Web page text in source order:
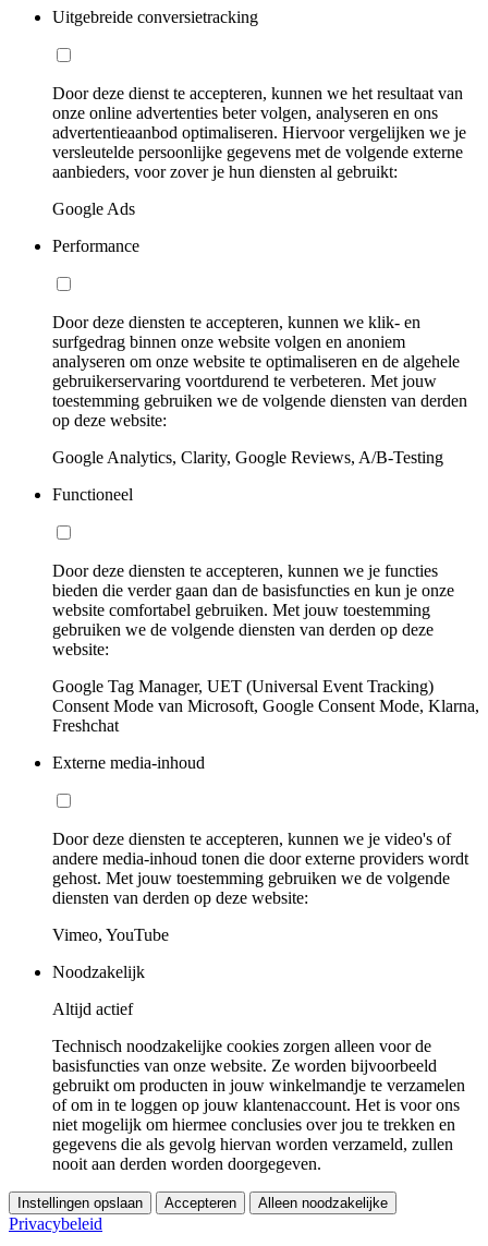
Uitgebreide conversietracking
Door deze dienst te accepteren, kunnen we het resultaat van
onze online advertenties beter volgen, analyseren en ons
advertentieaanbod optimaliseren. Hiervoor vergelijken we je
versleutelde persoonlijke gegevens met de volgende externe
aanbieders, voor zover je hun diensten al gebruikt:
Google Ads
Performance
Door deze diensten te accepteren, kunnen we klik- en
surfgedrag binnen onze website volgen en anoniem
analyseren om onze website te optimaliseren en de algehele
gebruikerservaring voortdurend te verbeteren. Met jouw
toestemming gebruiken we de volgende diensten van derden
op deze website:
Google Analytics, Clarity, Google Reviews, A/B-Testing
Functioneel
Door deze diensten te accepteren, kunnen we je functies
bieden die verder gaan dan de basisfuncties en kun je onze
website comfortabel gebruiken. Met jouw toestemming
gebruiken we de volgende diensten van derden op deze
website:
Google Tag Manager, UET (Universal Event Tracking)
Consent Mode van Microsoft, Google Consent Mode, Klarna,
Freshchat
Externe media-inhoud
Door deze diensten te accepteren, kunnen we je video's of
andere media-inhoud tonen die door externe providers wordt
gehost. Met jouw toestemming gebruiken we de volgende
diensten van derden op deze website:
Vimeo, YouTube
Noodzakelijk
Altijd actief
Technisch noodzakelijke cookies zorgen alleen voor de
basisfuncties van onze website. Ze worden bijvoorbeeld
gebruikt om producten in jouw winkelmandje te verzamelen
of om in te loggen op jouw klantenaccount. Het is voor ons
niet mogelijk om hiermee conclusies over jou te trekken en
gegevens die als gevolg hiervan worden verzameld, zullen
nooit aan derden worden doorgegeven.
Instellingen opslaan Accepteren Alleen noodzakelijke
Privacybeleid